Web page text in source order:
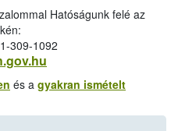
Hatóságunk felé az
309-1092
és a gyakran ismételt